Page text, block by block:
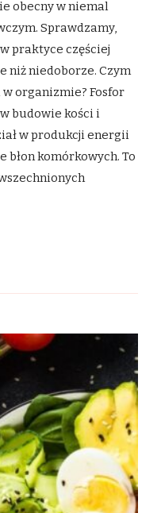
obecny w niemal
Sprawdzamy,
praktyce częściej
niż niedoborze. Czym
w organizmie? Fosfor
budowie kości i
w produkcji energii
komórkowych. To